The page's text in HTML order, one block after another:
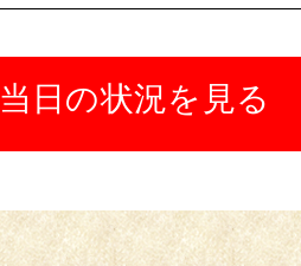
当日の状況を見る